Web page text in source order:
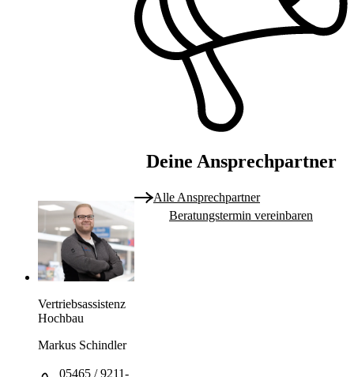
Deine Ansprechpartner
Vertriebsassistenz
Hochbau
Markus Schindler
05465 / 9211-
Alle Ansprechpartner
Beratungstermin vereinbaren